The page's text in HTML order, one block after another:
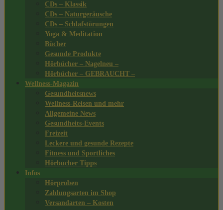
CDs – Klassik
CDs – Naturgeräusche
CDs – Schlafstörungen
Yoga & Meditation
Bücher
Gesunde Produkte
Hörbücher – Nagelneu –
Hörbücher – GEBRAUCHT –
Wellness-Magazin
Gesundheitsnews
Wellness-Reisen und mehr
Allgemeine News
Gesundheits-Events
Freizeit
Leckere und gesunde Rezepte
Fitness und Sportliches
Hörbucher Tipps
Infos
Hörproben
Zahlungsarten im Shop
Versandarten – Kosten